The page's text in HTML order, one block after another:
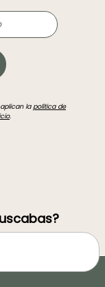
lapolítica de
.